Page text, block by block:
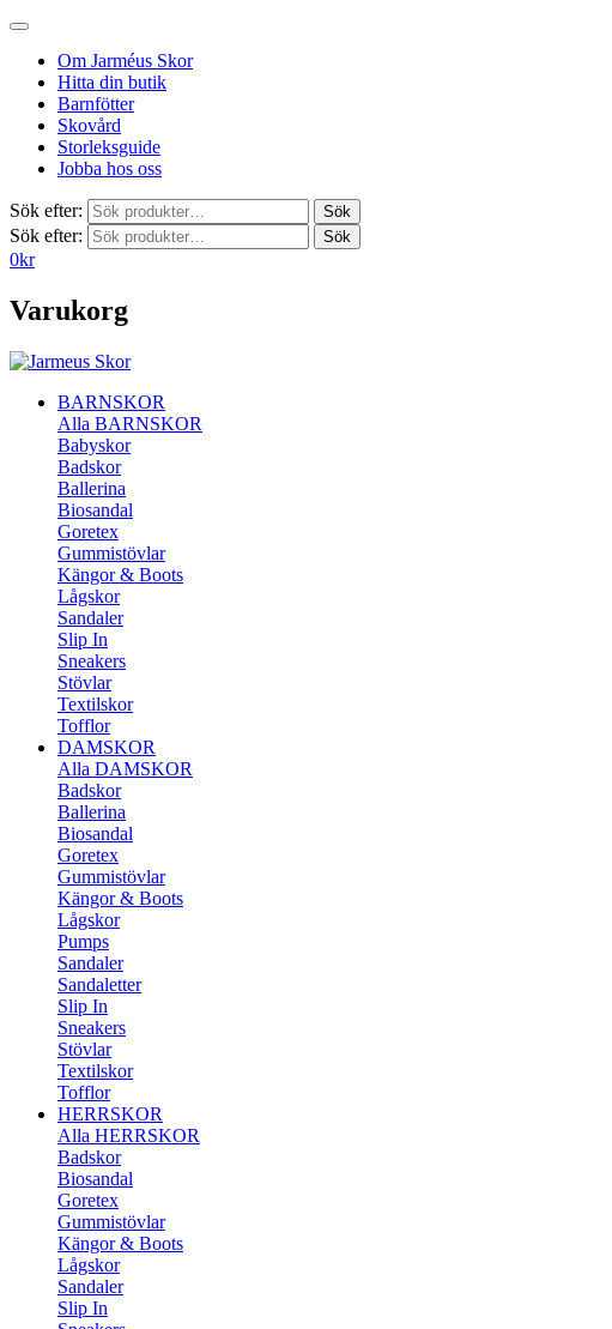
Om Jarméus Skor
Hitta din butik
Barnfötter
Skovård
Storleksguide
Jobba hos oss
Sök efter: Sök
Sök efter: Sök
0kr
Varukorg
BARNSKOR
Alla BARNSKOR
Babyskor
Badskor
Ballerina
Biosandal
Goretex
Gummistövlar
Kängor & Boots
Lågskor
Sandaler
Slip In
Sneakers
Stövlar
Textilskor
Tofflor
DAMSKOR
Alla DAMSKOR
Badskor
Ballerina
Biosandal
Goretex
Gummistövlar
Kängor & Boots
Lågskor
Pumps
Sandaler
Sandaletter
Slip In
Sneakers
Stövlar
Textilskor
Tofflor
HERRSKOR
Alla HERRSKOR
Badskor
Biosandal
Goretex
Gummistövlar
Kängor & Boots
Lågskor
Sandaler
Slip In